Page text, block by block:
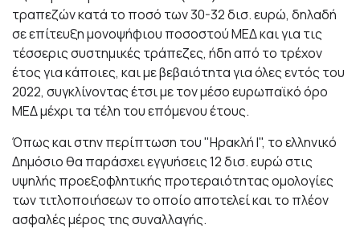
τραπεζών κατά το ποσό των 30-32 δισ. ευρώ, δηλαδή
σε επίτευξη μονοψήφιου ποσοστού ΜΕΔ και για τις
τέσσερις συστημικές τράπεζες, ήδη από το τρέχον
έτος για κάποιες, και με βεβαιότητα για όλες εντός του
2022, συγκλίνοντας έτσι με τον μέσο ευρωπαϊκό όρο
ΜΕΔ μέχρι τα τέλη του επόμενου έτους.
Όπως και στην περίπτωση του "Ηρακλή Ι", το ελληνικό
Δημόσιο θα παράσχει εγγυήσεις 12 δισ. ευρώ στις
υψηλής προεξοφλητικής προτεραιότητας ομολογίες
των τιτλοποιήσεων το οποίο αποτελεί και το πλέον
ασφαλές μέρος της συναλλαγής.